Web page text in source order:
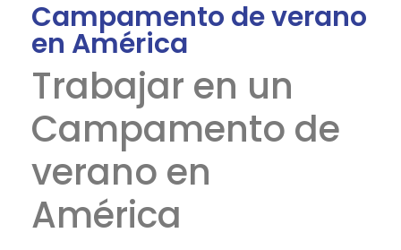
Campamento de verano
en América
Trabajar en un
Campamento de
verano en
América